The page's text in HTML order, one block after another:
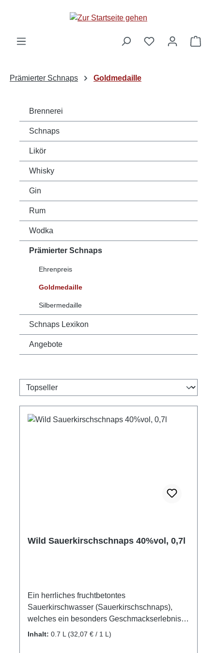
Prämierter Schnaps Goldmedaille
Brennerei
Schnaps
Likör
Whisky
Gin
Rum
Wodka
Prämierter Schnaps
Ehrenpreis
Goldmedaille
Silbermedaille
Schnaps Lexikon
Angebote
Wild Sauerkirschschnaps 40%vol, 0,7l
Ein herrliches fruchtbetontes
Sauerkirschwasser (Sauerkirschschnaps),
welches ein besonders Geschmackserlebnis
für Kenner bietet. Das Sauerkirscharoma mit
Inhalt: 0.7 L (32,07 € / 1 L)